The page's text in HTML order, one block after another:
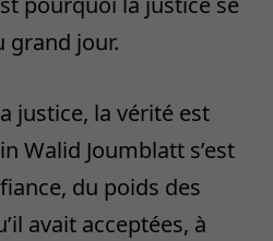
grand jour.
justice, la vérité est
Walid Joumblatt s’est
du poids des
avait acceptées, à